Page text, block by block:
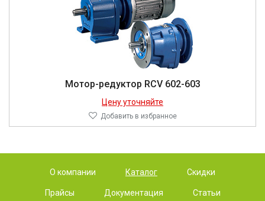
Мотор-редуктор RCV 602-603
Цену уточняйте
Добавить в избранное
О компании Каталог Скидки
Прайсы Документация Статьи